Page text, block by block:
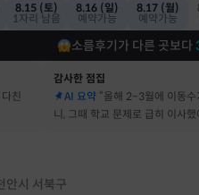
8.15 (토)
1자리 남음
8.16 (일)
예약가능
8.17 (월)
예약가능
소름후기가 다른 곳보다
친
감사한 점집
AI 요약 “올해 2~3월에 이동수
니, 그때 학교 문제로 급히 이사했
안시 서북구